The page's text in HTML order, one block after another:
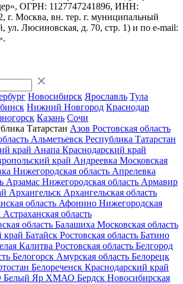
ОГРН: 1127747241896, ИНН:
г. Москва, вн. тер. г. муниципальный
ул. Люсиновская, д. 70, стр. 1) и по e-mail:
Новосибирск Ярославль Тула
Нижний Новгород Краснодар
Казань Сочи
Татарстан Азов Ростовская область
Альметьевск Республика Татарстан
край Анапа Краснодарский край
край Андреевка Московская
Нижегородская область Апрелевка
Арзамас Нижегородская область Армавир
Архангельск Архангельская область
область Афонино Нижегородская
Астраханская область
область Балашиха Московская область
край Батайск Ростовская область Батино
Калитва Ростовская область Белгород
Белогорск Амурская область Белорецк
Белореченск Краснодарский край
Белый Яр ХМАО Бердск Новосибирская